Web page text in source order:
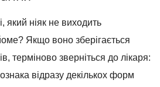
який ніяк не виходить
Якщо воно зберігається
терміново зверніться до лікаря:
відразу декількох форм